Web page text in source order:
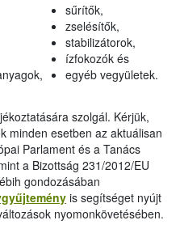
sűrítők,
zselésítők,
stabilizátorok,
ízfokozók és
egyéb vegyületek.
szolgál. Kérjük,
minden esetben az aktuálisan
Parlament és a Tanács
a Bizottság 231/2012/EU
gondozásában
is segítséget nyújt
nyomonkövetésében.